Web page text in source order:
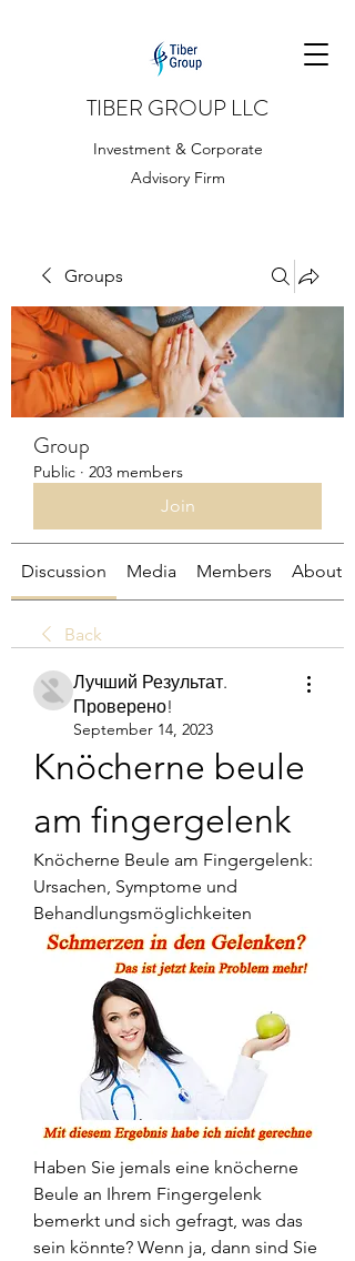
TIBER GROUP LLC
Investment & Corporate
Advisory Firm
Groups
Group
Public · 203 members
Join
Discussion Media Members About
Back
Лучший Результат.
Проверено!
September 14, 2023
Knöcherne beule
am fingergelenk
Knöcherne Beule am Fingergelenk:
Ursachen, Symptome und
Behandlungsmöglichkeiten
Haben Sie jemals eine knöcherne
Beule an Ihrem Fingergelenk
bemerkt und sich gefragt, was das
sein könnte? Wenn ja, dann sind Sie